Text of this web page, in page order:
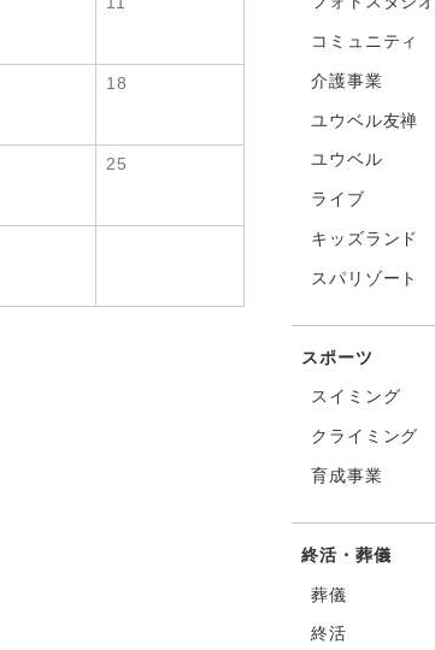
18
25
コミュニティ
介護事業
ユウベル友禅
ユウベル
ライブ
キッズランド
スパリゾート
スポーツ
スイミング
クライミング
育成事業
終活・葬儀
葬儀
終活